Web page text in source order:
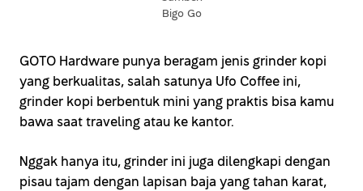
Bigo Go
GOTO Hardware punya beragam jenis grinder kopi
yang berkualitas, salah satunya Ufo Coffee ini,
grinder kopi berbentuk mini yang praktis bisa kamu
bawa saat traveling atau ke kantor.
Nggak hanya itu, grinder ini juga dilengkapi dengan
pisau tajam dengan lapisan baja yang tahan karat,